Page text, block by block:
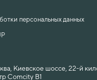
персональных данных
Киевское шоссе, 22-й
Comcity B1